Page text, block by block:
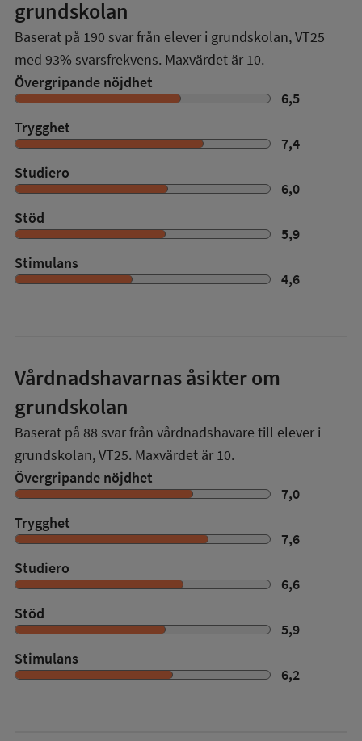
grundskolan
Baserat på 190 svar från elever i grundskolan,VT25
med 93% svarsfrekvens. Maxvärdet är 10.
Övergripande nöjdhet
6,5
Trygghet
7,4
Studiero
6,0
Stöd
5,9
Stimulans
4,6
Vårdnadshavarnas åsikter om
grundskolan
Baserat på 88 svar från vårdnadshavare till elever i
grundskolan,VT25. Maxvärdet är 10.
Övergripande nöjdhet
7,0
Trygghet
7,6
Studiero
6,6
Stöd
5,9
Stimulans
6,2